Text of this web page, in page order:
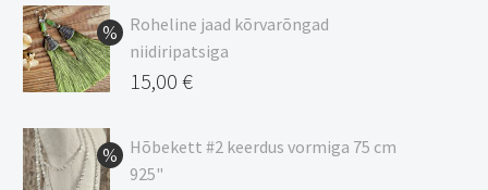
9,00 €
kuni
20,44 €
Roheline jaad kõrvarõngad
niidiripatsiga
Algne
oli:
17,00 €.
15,00 €
hind
on:
Hõbekett #2 keerdus vormiga 75 cm
925"